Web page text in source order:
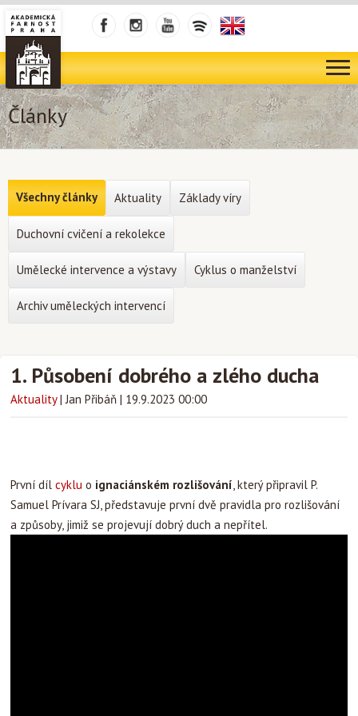
Články
1. Působení dobrého a zlého ducha
Aktuality |Jan Přibáň | 19.9.2023 00:00
První díl cyklu o ignaciánském rozlišování, který připravil P.
Samuel Prívara SJ, představuje první dvě pravidla pro rozlišování
a způsoby, jimiž se projevují dobrý duch a nepřítel.
Všechny články Aktuality Základy víry
Duchovní cvičení a rekolekce
Umělecké intervence a výstavy Cyklus o manželství
Archiv uměleckých intervencí